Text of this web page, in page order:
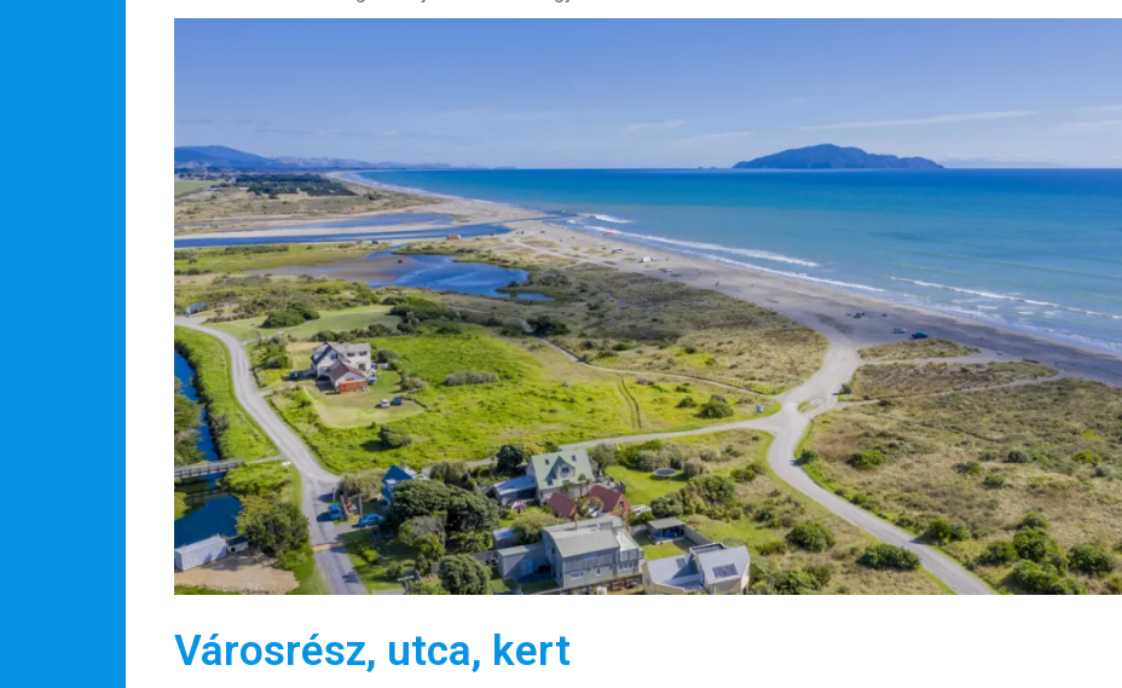
Rólunk
Külföldre költöznék!
Szakértőink
Városrész, utca, kert